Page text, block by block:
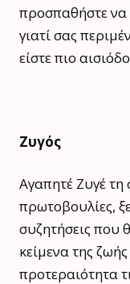
προσπαθήστε να
γιατί σας
είστε πιο
Ζυγός
Αγαπητέ Ζυγέ τη
πρωτοβουλίες,
συζητήσεις που
κείμενα της
προτεραιότητα